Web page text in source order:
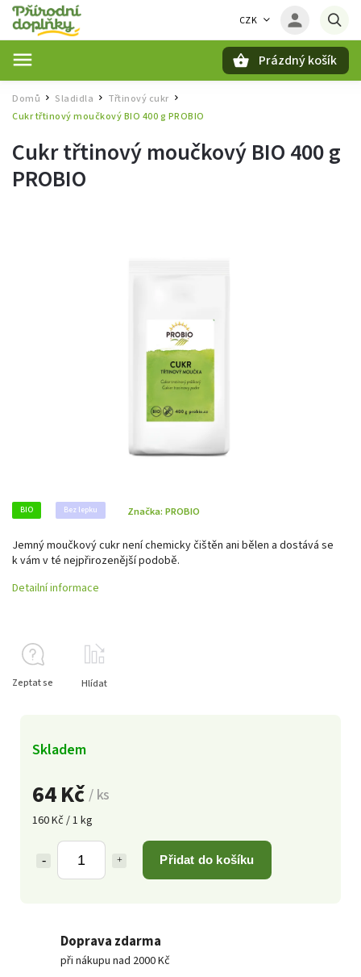
CZK
Prázdný košík
Domů / Sladidla / Třtinový cukr
Cukr třtinový moučkový BIO 400 g PROBIO
Cukr třtinový moučkový BIO 400 g
PROBIO
BIO Bez lepku Značka: PROBIO
64 Kč/ ks
160 Kč / 1 kg
Přidat do košíku
Skladem
Jemný moučkový cukr není chemicky čištěn ani bělen a dostává se
k vám v té nejpřirozenější podobě.
Detailní informace
Zeptat se Hlídat
Doprava zdarma
při nákupu nad 2000 Kč